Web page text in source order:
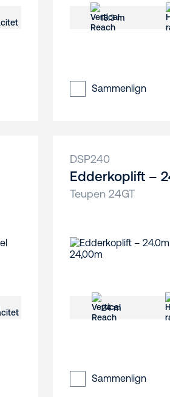
18.3 m
Sammenlign
DSP240
Edderkoplift –
Teupen 24GT
24 m
Sammenlign